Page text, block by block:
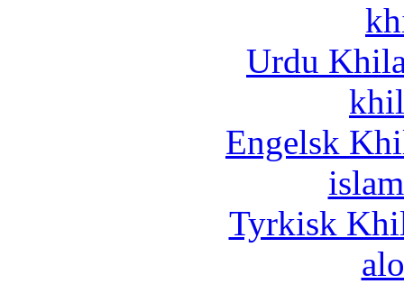
Urdu
Engelsk
Tyrkisk